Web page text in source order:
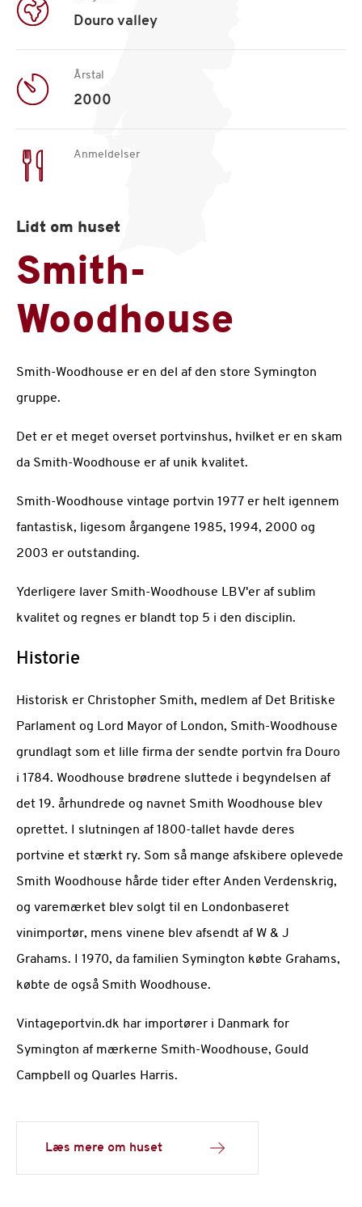
Douro valley
Årstal
2000
Anmeldelser
Lidt om huset
Smith-
Woodhouse
Smith-Woodhouse er en del af den store Symington
gruppe.
Det er et meget overset portvinshus, hvilket er en skam
da Smith-Woodhouse er af unik kvalitet.
Smith-Woodhouse vintage portvin 1977 er helt igennem
fantastisk, ligesom årgangene 1985, 1994, 2000 og
2003 er outstanding.
Yderligere laver Smith-Woodhouse LBV'er af sublim
kvalitet og regnes er blandt top 5 i den disciplin.
Historie
Historisk er Christopher Smith, medlem af Det Britiske
Parlament og Lord Mayor of London, Smith-Woodhouse
grundlagt som et lille firma der sendte portvin fra Douro
i 1784. Woodhouse brødrene sluttede i begyndelsen af ​​
det 19. århundrede og navnet Smith Woodhouse blev
oprettet. I slutningen af ​​1800-tallet havde deres
portvine et stærkt ry. Som så mange afskibere oplevede
Smith Woodhouse hårde tider efter Anden Verdenskrig,
og varemærket blev solgt til en Londonbaseret
vinimportør, mens vinene blev afsendt af W & J
Grahams. I 1970, da familien Symington købte Grahams,
købte de også Smith Woodhouse.
Vintageportvin.dk har importører i Danmark for
Symington af mærkerne Smith-Woodhouse, Gould
Campbell og Quarles Harris.
Læs mere om huset